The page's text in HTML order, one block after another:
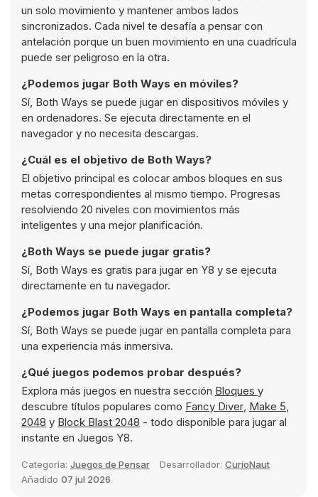
un solo movimiento y mantener ambos lados
sincronizados. Cada nivel te desafía a pensar con
antelación porque un buen movimiento en una cuadrícula
puede ser peligroso en la otra.
¿Podemos jugar Both Ways en móviles?
Sí, Both Ways se puede jugar en dispositivos móviles y
en ordenadores. Se ejecuta directamente en el
navegador y no necesita descargas.
¿Cuál es el objetivo de Both Ways?
El objetivo principal es colocar ambos bloques en sus
metas correspondientes al mismo tiempo. Progresas
resolviendo 20 niveles con movimientos más
inteligentes y una mejor planificación.
¿Both Ways se puede jugar gratis?
Sí, Both Ways es gratis para jugar en Y8 y se ejecuta
directamente en tu navegador.
¿Podemos jugar Both Ways en pantalla completa?
Sí, Both Ways se puede jugar en pantalla completa para
una experiencia más inmersiva.
¿Qué juegos podemos probar después?
Explora más juegos en nuestra sección Bloques y
descubre títulos populares como Fancy Diver, Make 5,
2048 y Block Blast 2048 - todo disponible para jugar al
instante en Juegos Y8.
Categoría: Juegos de Pensar Desarrollador: CurioNaut
Añadido 07 jul 2026